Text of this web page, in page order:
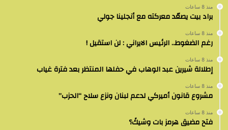
منذ 8 ساعات
براد بيت يصعّد معركته مع أنجلينا جولي
منذ 8 ساعات
رغم الضغوط.. الرئيس الايراني : لن استقيل !
منذ 8 ساعات
إطلالة شيرين عبد الوهاب في حفلها المنتظر بعد فترة غياب
منذ 8 ساعات
مشروع قانون أميركي لدعم لبنان ونزع سلاح “الحزب”
منذ 8 ساعات
فتح مضيق هرمز بات وشيكً؟